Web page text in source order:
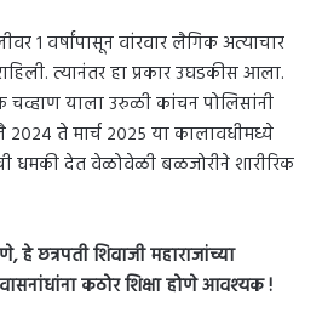
१ वर्षांपासून वांरवार लैगिक अत्याचार
त्यानंतर हा प्रकार उघडकीस आला.
चव्हाण याला उरुळी कांचन पोलिसांनी
ते मार्च २०२५ या कालावधीमध्ये
धमकी देत वेळोवेळी बळजोरीने शारीरिक
छत्रपती शिवाजी महाराजांच्या
वासनांधांना कठोर शिक्षा होणे आवश्यक !